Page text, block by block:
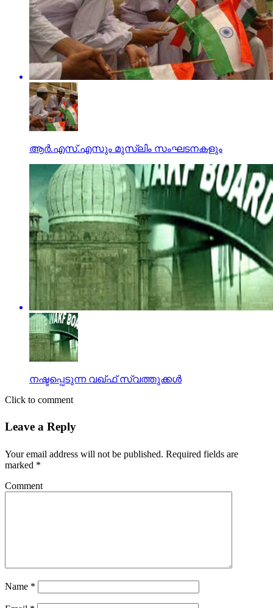
ആര്‍.എസ്.എസും മുസ്‌ലിം സംഘടനകളും
നഷ്ടപ്പെടുന്ന വഖ്ഫ് സ്വത്തുക്കള്‍
Click to comment
Leave a Reply
Your email address will not be published. Required fields are
marked *
Comment
Name *